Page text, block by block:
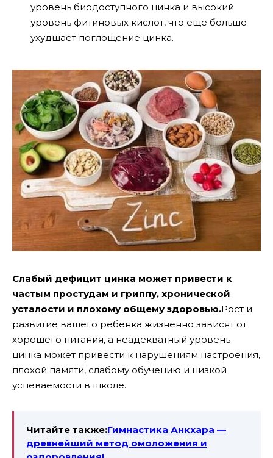
уровень биодоступного цинка и высокий
уровень фитиновых кислот, что еще больше
ухудшает поглощение цинка.
Слабый дефицит цинка может привести к
частым простудам и гриппу, хронической
усталости и плохому общему здоровью.Рост и
развитие вашего ребенка жизненно зависят от
хорошего питания, а неадекватный уровень
цинка может привести к нарушениям настроения,
плохой памяти, слабому обучению и низкой
успеваемости в школе.
Читайте также:Гимнастика Анкхара —
древнейший метод омоложения и